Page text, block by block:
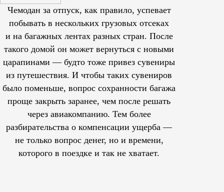
Чемодан за отпуск, как правило, успевает
побывать в нескольких грузовых отсеках
и на багажных лентах разных стран. После
такого домой он может вернуться с новыми
царапинами — будто тоже привез сувениры
из путешествия. И чтобы таких сувениров
было поменьше, вопрос сохранности багажа
проще закрыть заранее, чем после решать
через авиакомпанию. Тем более
разбирательства о компенсации ущерба —
не только вопрос денег, но и времени,
которого в поездке и так не хватает.